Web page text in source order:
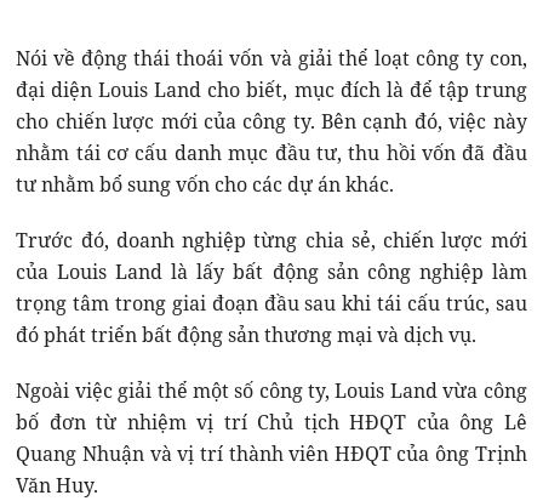
Nói về động thái thoái vốn và giải thể loạt công ty con,
đại diện Louis Land cho biết, mục đích là để tập trung
cho chiến lược mới của công ty. Bên cạnh đó, việc này
nhằm tái cơ cấu danh mục đầu tư, thu hồi vốn đã đầu
tư nhằm bổ sung vốn cho các dự án khác.
Trước đó, doanh nghiệp từng chia sẻ, chiến lược mới
của Louis Land là lấy bất động sản công nghiệp làm
trọng tâm trong giai đoạn đầu sau khi tái cấu trúc, sau
đó phát triển bất động sản thương mại và dịch vụ.
Ngoài việc giải thể một số công ty, Louis Land vừa công
bố đơn từ nhiệm vị trí Chủ tịch HĐQT của ông Lê
Quang Nhuận và vị trí thành viên HĐQT của ông Trịnh
Văn Huy.